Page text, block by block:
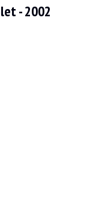
su historial de servicio.
- 2002